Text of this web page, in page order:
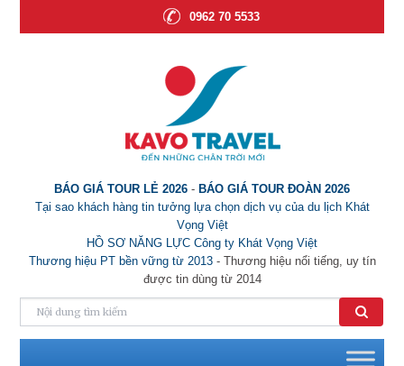
0962 70 5533
BÁO GIÁ TOUR LẺ 2026 - BÁO GIÁ TOUR ĐOÀN 2026
Tại sao khách hàng tin tưởng lựa chọn dịch vụ của du lịch Khát
Vọng Việt
HỒ SƠ NĂNG LỰC Công ty Khát Vọng Việt
Thương hiệu PT bền vững từ 2013- Thương hiệu nổi tiếng, uy tín
được tin dùng từ 2014